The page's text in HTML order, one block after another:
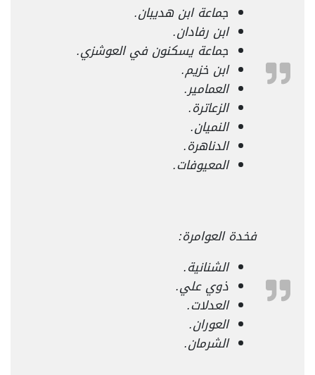
جماعة ابن هديبان.
ابن رفادان.
جماعة يسكنون في العوشزي.
ابن خزيم.
العمامير.
الزعاترة.
النميان.
الدناهرة.
المعيوفات.
فخدة العوامرة:
الشنانية.
ذوي علي.
العدلات.
العوران.
الشرمان.